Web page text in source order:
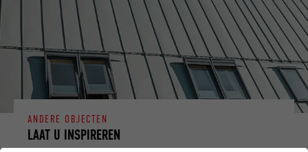
LAAT U INSPIREREN
ANDERE OBJECTEN